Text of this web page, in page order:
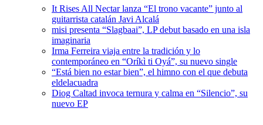
It Rises All Nectar lanza “El trono vacante” junto al
guitarrista catalán Javi Alcalá
misi presenta “Slagbaai”, LP debut basado en una isla
imaginaria
Irma Ferreira viaja entre la tradición y lo
contemporáneo en “Oríkì ti Oyá”, su nuevo single
“Está bien no estar bien”, el himno con el que debuta
eldelacuadra
Diog Caltad invoca ternura y calma en “Silencio”, su
nuevo EP